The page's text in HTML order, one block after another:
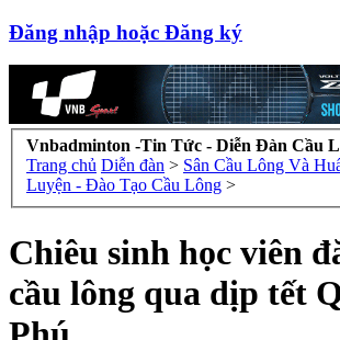
Đăng nhập hoặc Đăng ký
Vnbadminton -Tin Tức - Diễn Đàn Cầu
Trang chủ Diễn đàn > Sân Cầu Lông Và
Luyện - Đào Tạo Cầu Lông >
Chiêu sinh học viên
cầu lông qua dịp tết